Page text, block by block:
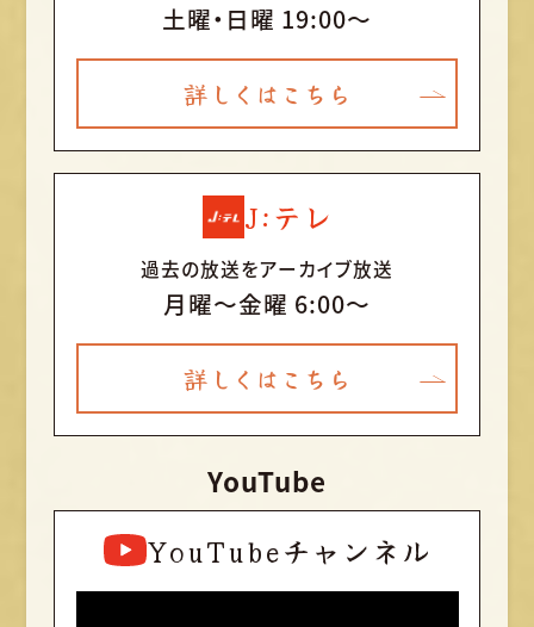
土曜・日曜 19:00～
詳しくはこちら
J:テレ
過去の放送をアーカイブ放送
月曜〜金曜 6:00～
詳しくはこちら
YouTube
YouTubeチャンネル